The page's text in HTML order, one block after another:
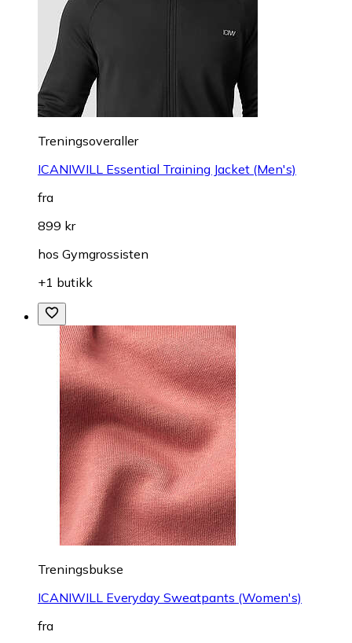
Treningsoveraller
ICANIWILL Essential Training Jacket (Men's)
fra
899 kr
hos Gymgrossisten
+1 butikk
Treningsbukse
ICANIWILL Everyday Sweatpants (Women's)
fra